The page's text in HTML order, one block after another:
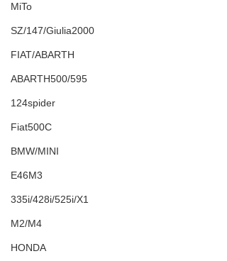
MiTo
SZ/147/Giulia2000
FIAT/ABARTH
ABARTH500/595
124spider
Fiat500C
BMW/MINI
E46M3
335i/428i/525i/X1
M2/M4
HONDA